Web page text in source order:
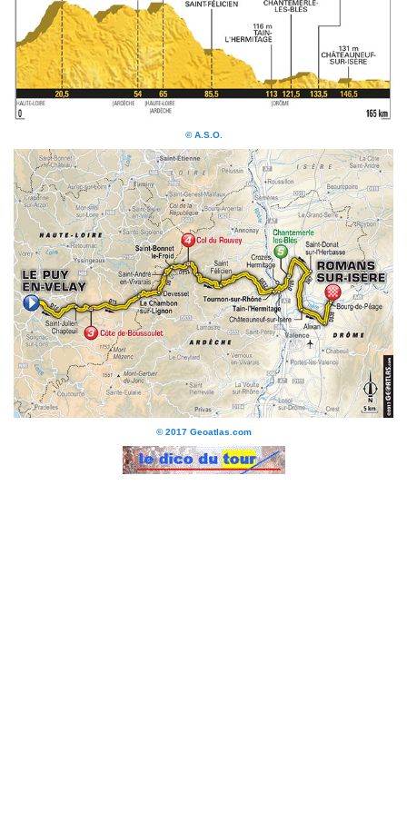
© A.S.O.
© 2017 Geoatlas.com